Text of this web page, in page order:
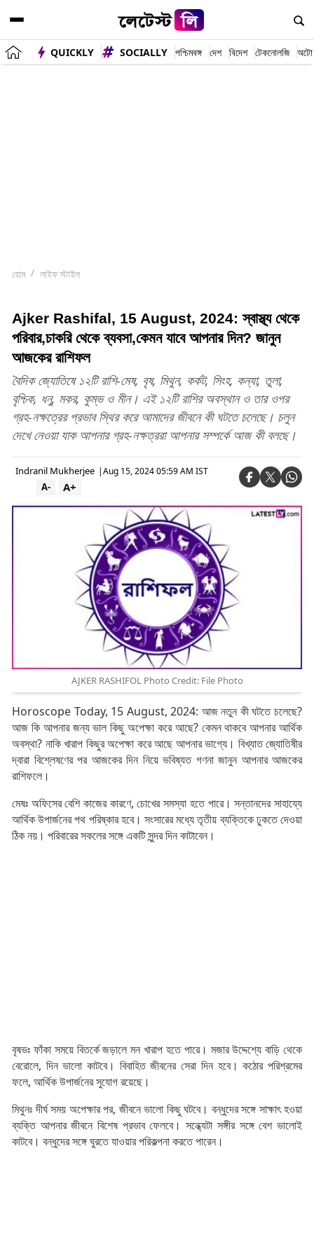
QUICKLY SOCIALLY পশ্চিমবঙ্গ দেশ বিদেশ টেকনোলজি অটো
হোম লাইফ স্টাইল
Ajker Rashifal, 15 August, 2024: স্বাস্থ্য থেকে
পরিবার,চাকরি থেকে ব্যবসা,কেমন যাবে আপনার দিন? জানুন
আজকের রাশিফল
বৈদিক জ্যোতিষে ১২টি রাশি-মেষ, বৃষ, মিথুন, কর্কট, সিংহ, কন্যা, তুলা,
বৃশ্চিক, ধনু, মকর, কুম্ভ ও মীন। এই ১২টি রাশির অবস্থান ও তার ওপর
গ্রহ-নক্ষত্রের প্রভাব স্থির করে আমাদের জীবনে কী ঘটতে চলেছে। চলুন
দেখে নেওয়া যাক আপনার গ্রহ-নক্ষত্ররা আপনার সম্পর্কে আজ কী বলছে।
Indranil Mukherjee |Aug 15, 2024 05:59 AM IST
A+
A-
AJKER RASHIFOL Photo Credit: File Photo
Horoscope Today, 15 August, 2024: আজ নতুন কী ঘটতে চলেছে?
আজ কি আপনার জন্য ভাল কিছু অপেক্ষা করে আছে? কেমন থাকবে আপনার আর্থিক
অবস্থা? নাকি খারাপ কিছুর অপেক্ষা করে আছে আপনার ভাগ্যে। বিখ্যাত জ্যোতিষীর
দ্বারা বিশ্লেষণের পর আজকের দিন নিয়ে ভবিষ্যত গণনা জানুন আপনার আজকের
রাশিফলে।
মেষঃ অফিসের বেশি কাজের কারণে, চোখের সমস্যা হতে পারে। সন্তানদের সাহায্যে
আর্থিক উপার্জনের পথ পরিষ্কার হবে। সংসারের মধ্যে তৃতীয় ব্যক্তিকে ঢুকতে দেওয়া
ঠিক নয়। পরিবারের সকলের সঙ্গে একটি সুন্দর দিন কাটাবেন।
বৃষভঃ ফাঁকা সময়ে বিতর্কে জড়ালে মন খারাপ হতে পারে। মজার উদ্দেশ্যে বাড়ি থেকে
বেরোলে, দিন ভালো কাটবে। বিবাহিত জীবনের সেরা দিন হবে। কঠোর পরিশ্রমের
ফলে, আর্থিক উপার্জনের সুযোগ রয়েছে।
মিথুনঃ দীর্ঘ সময় অপেক্ষার পর, জীবনে ভালো কিছু ঘটবে। বন্ধুদের সঙ্গে সাক্ষাৎ হওয়া
ব্যক্তি আপনার জীবনে বিশেষ প্রভাব ফেলবে। সন্ধ্যেটা সঙ্গীর সঙ্গে বেশ ভালোই
কাটবে। বন্ধুদের সঙ্গে ঘুরতে যাওয়ার পরিকল্পনা করতে পারেন।